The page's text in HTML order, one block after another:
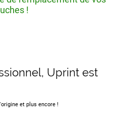
!
Uprint est
et plus encore !